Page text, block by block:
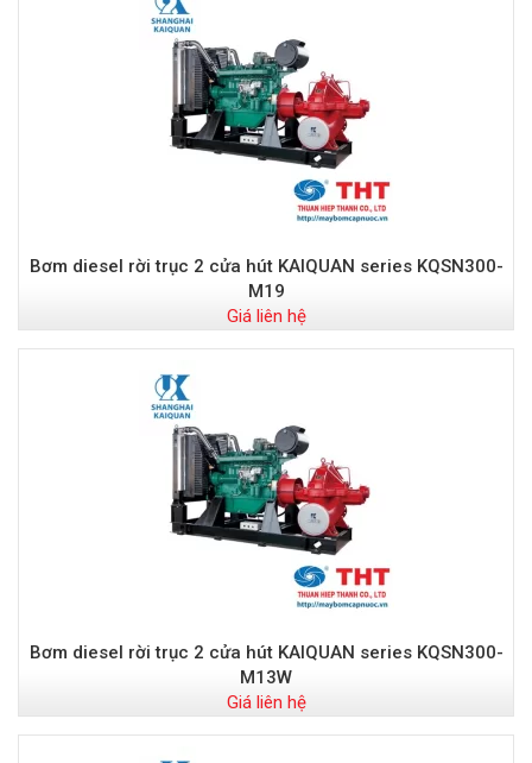
Bơm diesel rời trục 2 cửa hút KAIQUAN series KQSN300-
M19
Giá liên hệ
Bơm diesel rời trục 2 cửa hút KAIQUAN series KQSN300-
M13W
Giá liên hệ